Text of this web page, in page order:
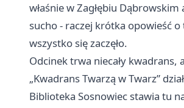
właśnie w Zagłębiu
sucho - raczej krótka opowieść
wszystko się zaczęło.
Odcinek trwa niecały
„Kwadrans Twarzą w Twarz”
Biblioteka Sosnowiec stawia tu